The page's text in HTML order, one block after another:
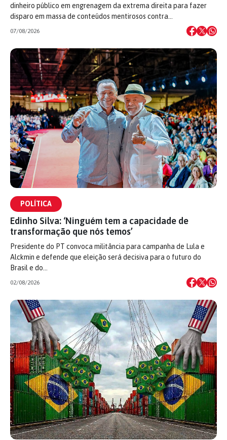
dinheiro público em engrenagem da extrema direita para fazer
disparo em massa de conteúdos mentirosos contra…
07/08/2026
POLÍTICA
Edinho Silva: ‘Ninguém tem a capacidade de
transformação que nós temos’
Presidente do PT convoca militância para campanha de Lula e
Alckmin e defende que eleição será decisiva para o futuro do
Brasil e do…
02/08/2026